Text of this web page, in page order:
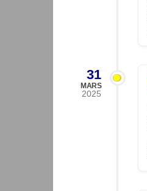
31
MARS
2025